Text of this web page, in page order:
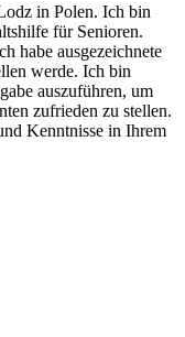
in Polen. Ich bin
für Senioren.
habe ausgezeichnete
werde. Ich bin
auszuführen, um
zufrieden zu stellen.
Kenntnisse in Ihrem